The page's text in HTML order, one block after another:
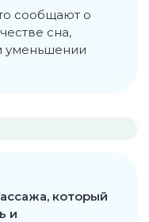
сообщают о
сна,
уменьшении
который
и